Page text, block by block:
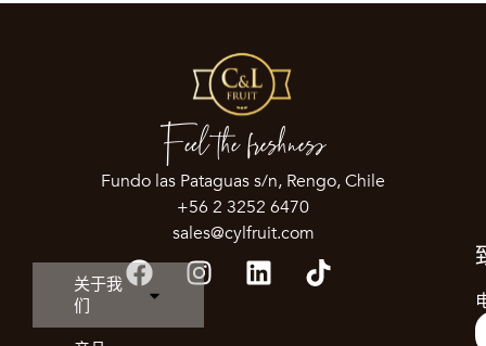
Feel the freshness
Fundo las Pataguas s/n, Rengo, Chile
+56 2 3252 6470
sales@cylfruit.com
关于我
们